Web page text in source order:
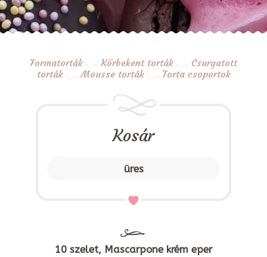
Formatorták Körbekent torták
Csurgatott
torták
Mousse torták Torta csoportok
Kosár
üres
10 szelet, Mascarpone krém eper